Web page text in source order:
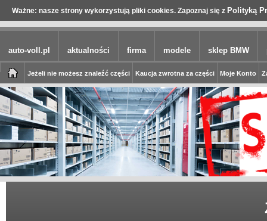
Ważne: nasze strony wykorzystują pliki cookies. Zapoznaj się z Polityką
auto-voll.pl aktualności firma modele sklep BMW
Jeżeli nie możesz znaleźć części Kaucja zwrotna za części Moje Konto